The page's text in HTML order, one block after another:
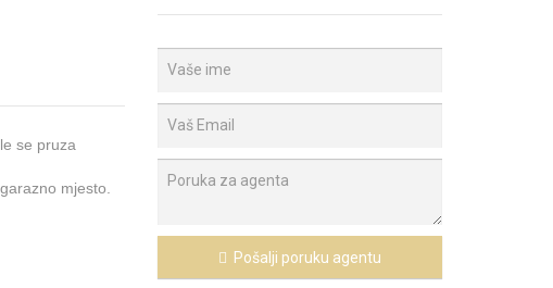
se pruza
mjesto.
Pošalji poruku agentu